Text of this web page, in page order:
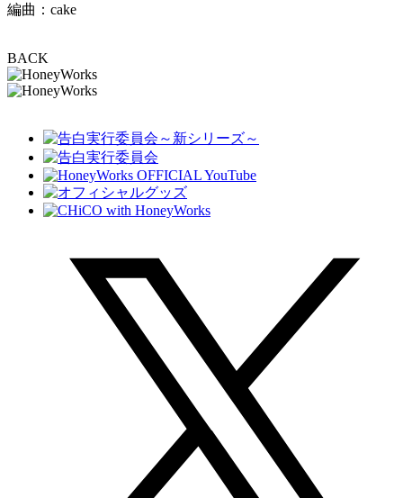
編曲：cake
BACK